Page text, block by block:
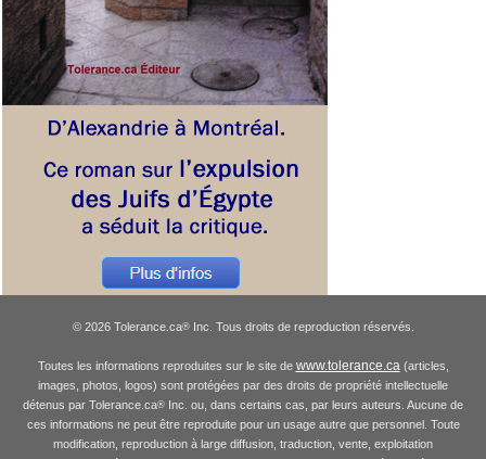
© 2026 Tolerance.ca®Inc. Tous droits de reproduction réservés.
Toutes les informations reproduites sur le site de www.tolerance.ca (articles,
images, photos, logos) sont protégées par des droits de propriété intellectuelle
détenus par Tolerance.ca® Inc. ou, dans certains cas, par leurs auteurs. Aucune de
ces informations ne peut être reproduite pour un usage autre que personnel. Toute
modification, reproduction à large diffusion, traduction, vente, exploitation